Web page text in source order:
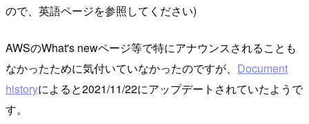
ので、英語ページを参照してください)
AWSのWhat's newページ等で特にアナウンスされることも
なかったために気付いていなかったのですが、 Document
historyによると2021/11/22にアップデートされていたようで
す。